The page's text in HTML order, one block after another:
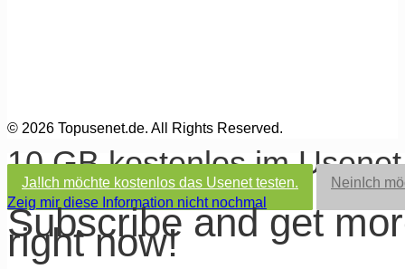
© 2026 Topusenet.de. All Rights Reserved.
10 GB kostenlos im
Ja! Ich möchte kostenlos das Usenet testen. Nein Ich
Zeig mir diese Information nicht nochmal
Subscribe and get
right now!